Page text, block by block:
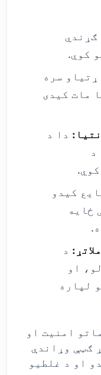
ګړندي
کوي.
سره
مات کیدی
دا د
د
کیدو
ځایه
د
او
لپاره
امنیت او
ګټې وړاندې
او د غلطیو